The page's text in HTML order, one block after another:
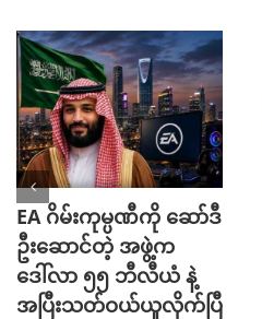
EA ဂိမ်းကုမ္ပဏီကို ဆော်ဒီ
ဦးဆောင်တဲ့ အဖွဲ့က
ဒေါ်လာ ၅၅ ဘီလီယံ နဲ့
အပြီးသတ်ဝယ်ယူလိုက်ပြီ